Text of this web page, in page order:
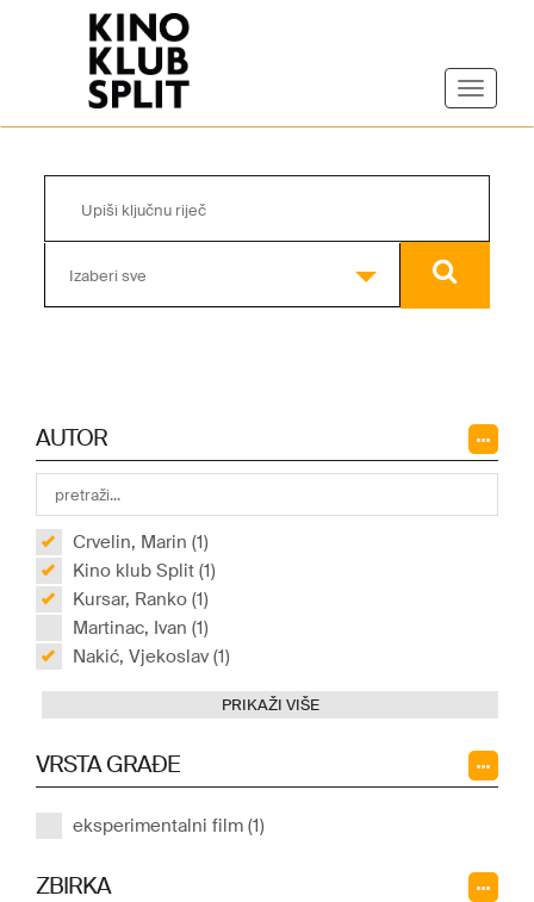
Izaberi sve
AUTOR
Crvelin, Marin (1)
Kino klub Split (1)
Kursar, Ranko (1)
Martinac, Ivan (1)
Nakić, Vjekoslav (1)
PRIKAŽI VIŠE
VRSTA GRAĐE
eksperimentalni film (1)
ZBIRKA